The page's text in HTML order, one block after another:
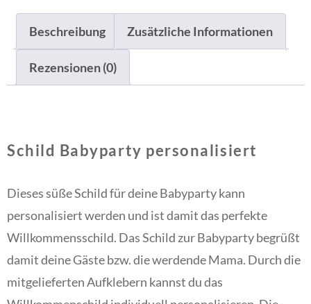
Beschreibung Zusätzliche Informationen
Rezensionen (0)
Schild Babyparty personalisiert
Dieses süße Schild für deine Babyparty kann
personalisiert werden und ist damit das perfekte
Willkommensschild. Das Schild zur Babyparty begrüßt
damit deine Gäste bzw. die werdende Mama. Durch die
mitgelieferten Aufklebern kannst du das